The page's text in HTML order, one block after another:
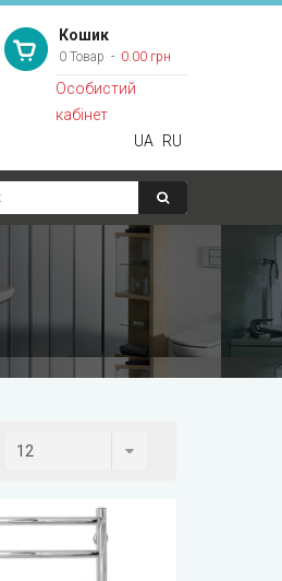
Кошик
0 Товар 0.00 грн
Особистий
кабінет
UA
RU